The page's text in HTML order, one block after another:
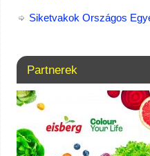
Siketvakok Országos
Partnerek